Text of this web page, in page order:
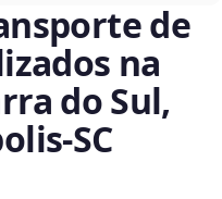
de
na
do Sul,